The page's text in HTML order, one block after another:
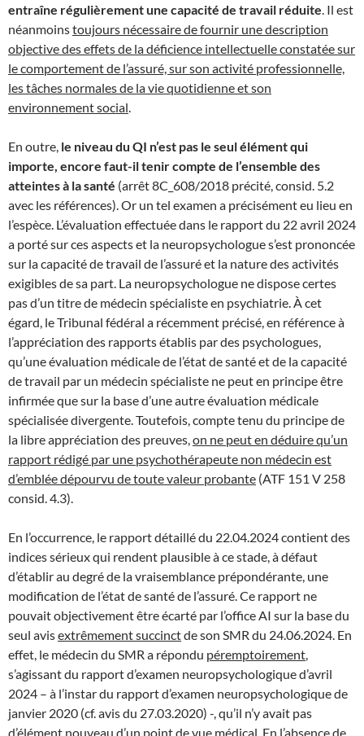
entraîne régulièrement une capacité de travail réduite . Il est
néanmoinstoujours nécessaire de fournir une description
objective des effets de la déficience intellectuelle constatée sur
le comportement de l’assuré, sur son activité professionnelle,
les tâches normales de la vie quotidienne et son
environnement social
En outre, le niveau du QI n’est pas le seul élément qui
importe, encore faut-il tenir compte de l’ensemble des
atteintes à la santé (arrêt 8C_608/2018 précité, consid. 5.2
avec les références). Or un tel examen a précisément eu lieu en
l’espèce. L’évaluation effectuée dans le rapport du 22 avril 2024
a porté sur ces aspects et la neuropsychologue s’est prononcée
sur la capacité de travail de l’assuré et la nature des activités
exigibles de sa part. La neuropsychologue ne dispose certes
pas d’un titre de médecin spécialiste en psychiatrie. À cet
égard, le Tribunal fédéral a récemment précisé, en référence à
l’appréciation des rapports établis par des psychologues,
qu’une évaluation médicale de l’état de santé et de la capacité
de travail par un médecin spécialiste ne peut en principe être
infirmée que sur la base d’une autre évaluation médicale
spécialisée divergente. Toutefois, compte tenu du principe de
la libre appréciation des preuves, on ne peut en déduire qu’un
rapport rédigé par une psychothérapeute non médecin est
d’emblée dépourvu de toute valeur probante (ATF 151 V 258
consid. 4.3).
En l’occurrence, le rapport détaillé du 22.04.2024 contient des
indices sérieux qui rendent plausible à ce stade, à défaut
d’établir au degré de la vraisemblance prépondérante, une
modification de l’état de santé de l’assuré. Ce rapport ne
pouvait objectivement être écarté par l’office AI sur la base du
seul avisextrêmement succinctde son SMR du 24.06.2024. En
effet, le médecin du SMR a répondu péremptoirement
s’agissant du rapport d’examen neuropsychologique d’avril
2024 – à l’instar du rapport d’examen neuropsychologique de
janvier 2020 (cf. avis du 27.03.2020) -, qu’il n’y avait pas
d’élément nouveau d’un point de vue médical. En l’absence de